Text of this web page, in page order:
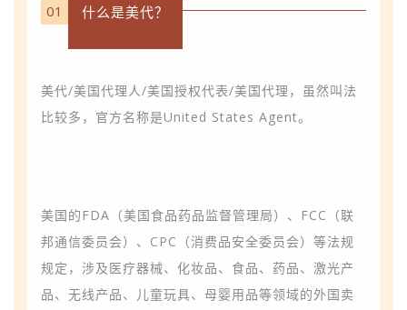
01 什么是美代？
美代/美国代理人/美国授权代表/美国代理，虽然叫法
比较多，官方名称是United States Agent。
美国的FDA（美国食品药品监督管理局）、FCC（联
邦通信委员会）、CPC（消费品安全委员会）等法规
规定，涉及医疗器械、化妆品、食品、药品、激光产
品、无线产品、儿童玩具、母婴用品等领域的外国卖